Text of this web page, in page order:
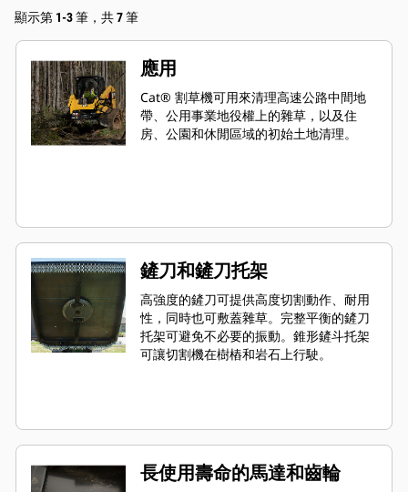
顯示第 1-3 筆，共 7 筆
應用
Cat® 割草機可用來清理高速公路中間地
帶、公用事業地役權上的雜草，以及住
房、公園和休閒區域的初始土地清理。
鏟刀和鏟刀托架
高強度的鏟刀可提供高度切割動作、耐用
性，同時也可敷蓋雜草。完整平衡的鏟刀
托架可避免不必要的振動。錐形鏟斗托架
可讓切割機在樹樁和岩石上行駛。
長使用壽命的馬達和齒輪